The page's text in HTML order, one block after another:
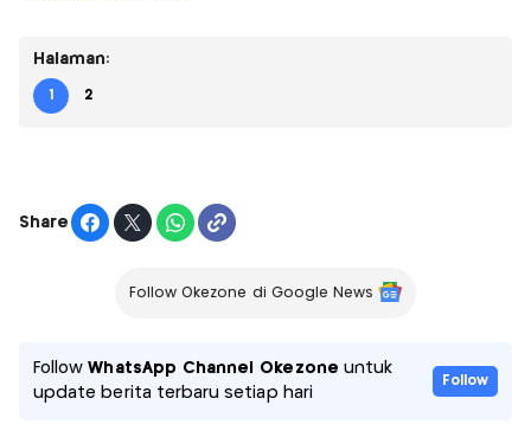
Halaman:
1 2
Share
Follow Okezone di Google News
FollowWhatsApp Channel Okezone untuk
update berita terbaru setiap hari
Follow